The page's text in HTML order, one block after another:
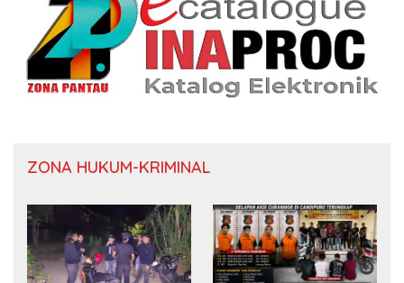
ZONA HUKUM-KRIMINAL